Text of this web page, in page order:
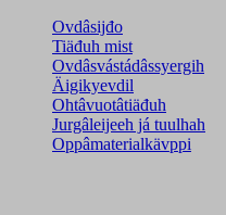
Ovdâsijđo
Tiäđuh mist
Ovdâsvástádâssyergih
Äigikyevdil
Ohtâvuotâtiäđuh
Jurgâleijeeh já tuulhah
Oppâmaterialkävppi